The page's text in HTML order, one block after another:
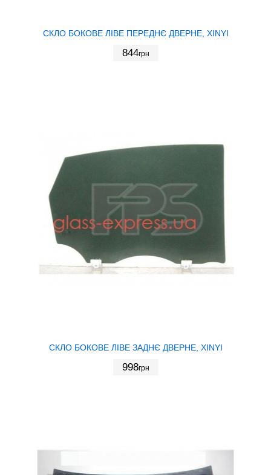
СКЛО БОКОВЕ ЛІВЕ ПЕРЕДНЄ ДВЕРНЕ, XINYI
844грн
СКЛО БОКОВЕ ЛІВЕ ЗАДНЄ ДВЕРНЕ, XINYI
998грн